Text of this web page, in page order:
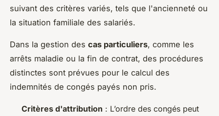
suivant des critères variés, tels que l'ancienneté ou
la situation familiale des salariés.
Dans la gestion des cas particuliers, comme les
arrêts maladie ou la fin de contrat, des procédures
distinctes sont prévues pour le calcul des
indemnités de congés payés non pris.
Critères d'attribution : L’ordre des congés peut